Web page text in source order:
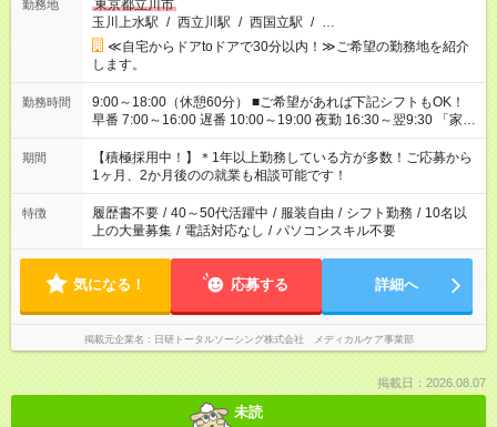
勤務地
東京都立川市
玉川上水駅 / 西立川駅 / 西国立駅 / …
≪自宅からドアtoドアで30分以内！≫ご希望の勤務地を紹介
します。
勤務時間
9:00～18:00（休憩60分） ■ご希望があれば下記シフトもOK！
早番 7:00～16:00 遅番 10:00～19:00 夜勤 16:30～翌9:30 「家族
と休みを合わせたい」 「余裕を持って夕飯の準備がしたい」
「できれば残業はしたくない」 など、ご希望を教えてください
ね。 ※Wワーク希望の方へ 今ご覧のお仕事で希望する勤務時間
と、もう1つのお仕事の勤務時間が 合計で週40時間を超える場
合は応募できません。
期間
【積極採用中！】＊1年以上勤務している方が多数！ご応募から
1ヶ月、2か月後のの就業も相談可能です！
特徴 履歴書不要 / 40～50代活躍中 / 服装自由 / シフト勤務 / 10名以
上の大量募集 / 電話対応なし / パソコンスキル不要
気になる！ 応募する 詳細へ
掲載元企業名 日研トータルソーシング株式会社 メディカルケア事業部
掲載日：2026.08.07
未読